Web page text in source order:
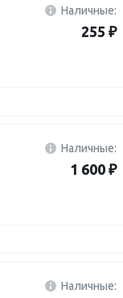
Наличные:
255 ₽
Наличные:
1 600 ₽
Наличные: